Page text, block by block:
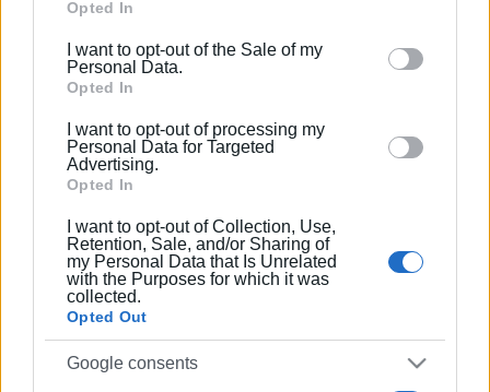
Google services and may gather and store information
behaviour. You may click to grant or deny consent to
Google and its third-party tags to use your data for
section.
Opted In
I want to opt-out of the Sale of my
Personal Data.
Opted In
I want to opt-out of processing my
Personal Data for Targeted
Advertising.
Opted In
I want to opt-out of Collection, Use,
Retention, Sale, and/or Sharing of
my Personal Data that Is Unrelated
with the Purposes for which it was
collected.
Opted Out
Google consents
Συνδρομητές στο e-paper